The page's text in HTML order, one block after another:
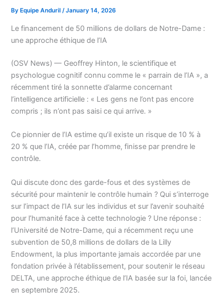
By Equipe Anduril/January 14, 2026
Le financement de 50 millions de dollars de Notre-Dame :
une approche éthique de l’IA
(OSV News) — Geoffrey Hinton, le scientifique et
psychologue cognitif connu comme le « parrain de l’IA », a
récemment tiré la sonnette d’alarme concernant
l’intelligence artificielle : « Les gens ne l’ont pas encore
compris ; ils n’ont pas saisi ce qui arrive. »
Ce pionnier de l’IA estime qu’il existe un risque de 10 % à
20 % que l’IA, créée par l’homme, finisse par prendre le
contrôle.
Qui discute donc des garde-fous et des systèmes de
sécurité pour maintenir le contrôle humain ? Qui s’interroge
sur l’impact de l’IA sur les individus et sur l’avenir souhaité
pour l’humanité face à cette technologie ? Une réponse :
l’Université de Notre-Dame, qui a récemment reçu une
subvention de 50,8 millions de dollars de la Lilly
Endowment, la plus importante jamais accordée par une
fondation privée à l’établissement, pour soutenir le réseau
DELTA, une approche éthique de l’IA basée sur la foi, lancée
en septembre 2025.